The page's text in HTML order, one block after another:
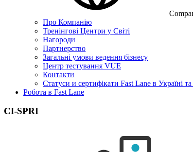
Про Компанію
Тренінгові Центри у Світі
Нагороди
Партнерство
Загальні умови ведення бізнесу
Центр тестування VUE
Контакти
Статуси и сертифікати Fast Lane в Україні
Робота в Fast Lane
CI-SPRI